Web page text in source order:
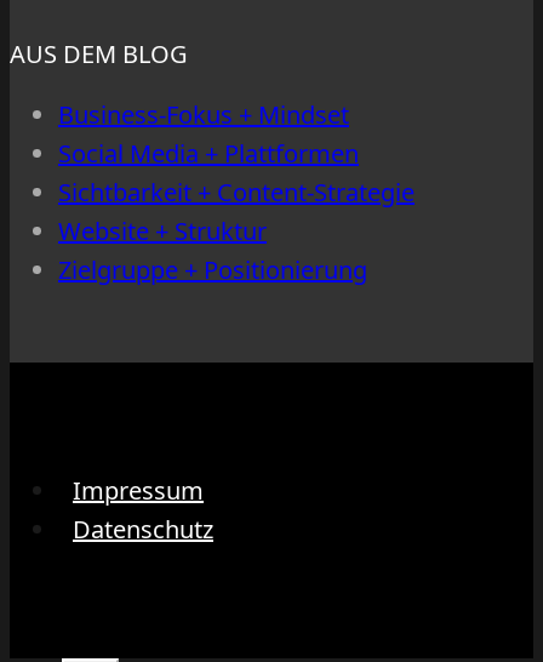
AUS DEM BLOG
Business-Fokus + Mindset
Social Media + Plattformen
Sichtbarkeit + Content-Strategie
Website + Struktur
Zielgruppe + Positionierung
Impressum
Datenschutz